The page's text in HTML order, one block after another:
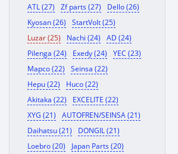
ATL (27)
Zf parts (27)
Dello (26)
Kyosan (26)
StartVolt (25)
Luzar (25)
Nachi (24)
AD (24)
Pilenga (24)
Exedy (24)
YEC (23)
Mapco (22)
Seinsa (22)
Hepu (22)
Huco (22)
Akitaka (22)
EXCELITE (22)
XYG (21)
AUTOFREN/SEINSA (21)
Daihatsu (21)
DONGIL (21)
Loebro (20)
Japan Parts (20)